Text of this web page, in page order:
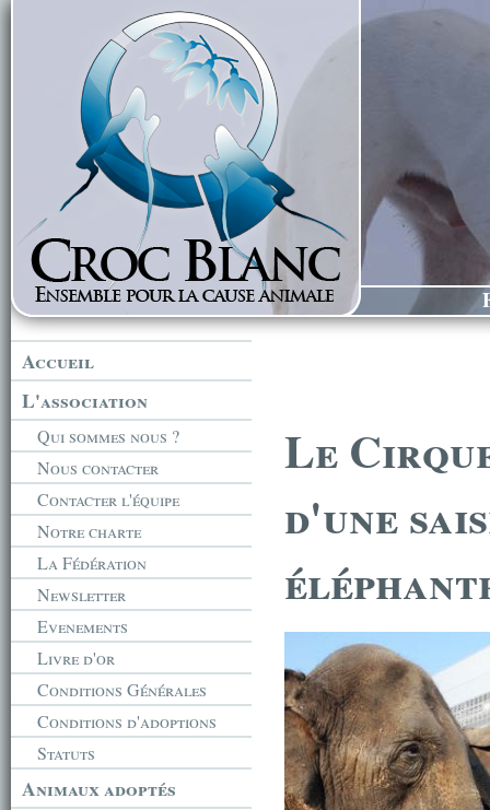
Accueil
L'association
Qui sommes nous ?
Nous contacter
Contacter l'équipe
Notre charte
La Fédération
Newsletter
Evenements
Livre d'or
Conditions Générales
Conditions d'adoptions
Statuts
Animaux adoptés
Le
d'une